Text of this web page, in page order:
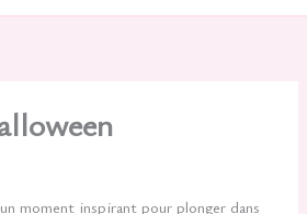
moment inspirant pour plonger dans